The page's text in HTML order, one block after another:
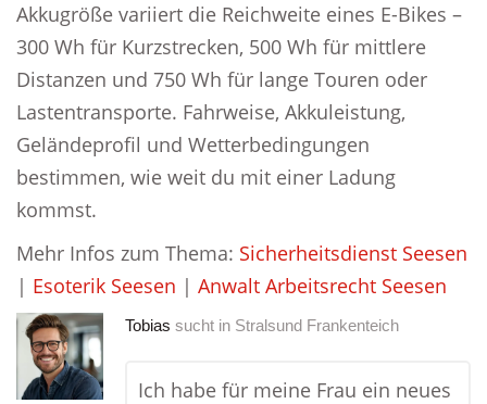
Akkugröße variiert die Reichweite eines E-Bikes –
300 Wh für Kurzstrecken, 500 Wh für mittlere
Distanzen und 750 Wh für lange Touren oder
Lastentransporte. Fahrweise, Akkuleistung,
Geländeprofil und Wetterbedingungen
bestimmen, wie weit du mit einer Ladung
kommst.
Mehr Infos zum Thema: Sicherheitsdienst Seesen
| Esoterik Seesen | Anwalt Arbeitsrecht Seesen
Tobias sucht in Stralsund Frankenteich
Ich habe für meine Frau ein neues